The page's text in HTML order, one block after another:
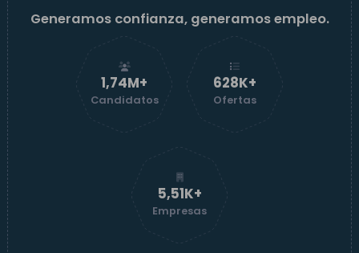
Generamos confianza, generamos empleo.
1,74M+
Candidatos
629K+
Ofertas
5,51K+
Empresas